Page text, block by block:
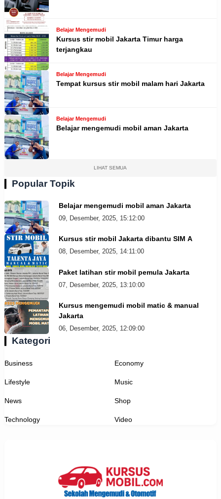
Belajar Mengemudi
Kursus stir mobil Jakarta Timur harga
terjangkau
Belajar Mengemudi
Tempat kursus stir mobil malam hari Jakarta
Belajar Mengemudi
Belajar mengemudi mobil aman Jakarta
LIHAT SEMUA
Popular Topik
Belajar mengemudi mobil aman Jakarta
09, Desember, 2025, 15:12:00
Kursus stir mobil Jakarta dibantu SIM A
08, Desember, 2025, 14:11:00
Paket latihan stir mobil pemula Jakarta
07, Desember, 2025, 13:10:00
Kursus mengemudi mobil matic & manual
Jakarta
06, Desember, 2025, 12:09:00
Kategori
Business Economy
Lifestyle Music
News Shop
Technology Video